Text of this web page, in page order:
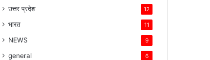
उत्तर प्रदेश 12
भारत 11
NEWS 9
general 6